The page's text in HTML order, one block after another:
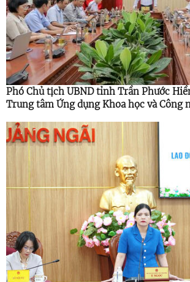
Phó Chủ tịch UBND tỉnh Trần Phước
Trung tâm Ứng dụng Khoa học và Công